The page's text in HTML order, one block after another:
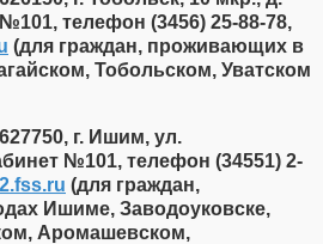
телефон (3456) 25-88-78,
(для граждан, проживающих в
Тобольском, Уватском
г. Ишим, ул.
№101, телефон (34551) 2-
(для граждан,
Ишиме, Заводоуковске,
Аромашевском,